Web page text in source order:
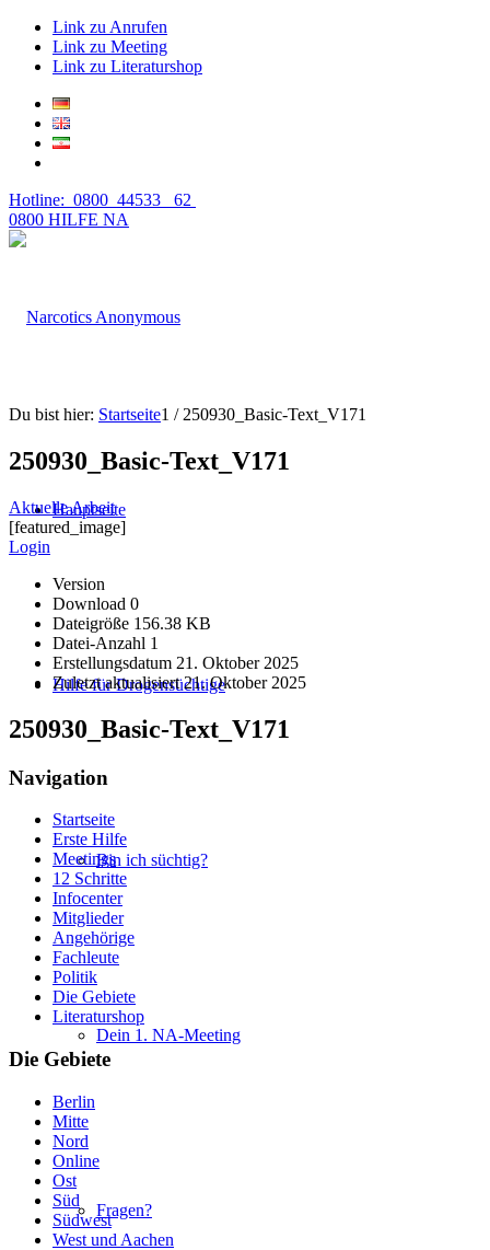
Link zu Anrufen
Link zu Meeting
Link zu Literaturshop
Hotline: 0800 44533 62
0800 HILFE NA
Hauptseite
Hilfe für Drogensüchtige
Bin ich süchtig?
Dein 1. NA-Meeting
Fragen?
Du bist hier: Startseite1 / 250930_Basic-Text_V171
250930_Basic-Text_V171
Aktuelle Arbeit
[featured_image]
Login
Version
Download 0
Dateigröße 156.38 KB
Datei-Anzahl 1
Erstellungsdatum 21. Oktober 2025
Zuletzt aktualisiert21. Oktober 2025
250930_Basic-Text_V171
Navigation
Startseite
Erste Hilfe
Meetings
12 Schritte
Infocenter
Mitglieder
Angehörige
Fachleute
Politik
Die Gebiete
Literaturshop
Die Gebiete
Berlin
Mitte
Nord
Online
Ost
Süd
Südwest
West und Aachen